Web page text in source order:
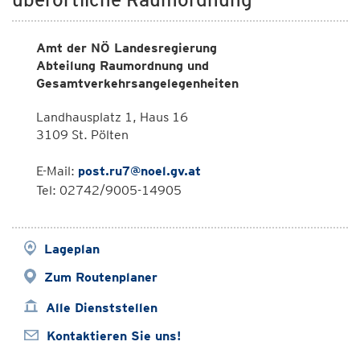
Amt der NÖ Landesregierung
Abteilung Raumordnung und
Gesamtverkehrsangelegenheiten
Landhausplatz 1, Haus 16
3109 St. Pölten
E-Mail: post.ru7@noel.gv.at
Tel: 02742/9005-14905
Lageplan
Zum Routenplaner
Alle Dienststellen
Kontaktieren Sie uns!